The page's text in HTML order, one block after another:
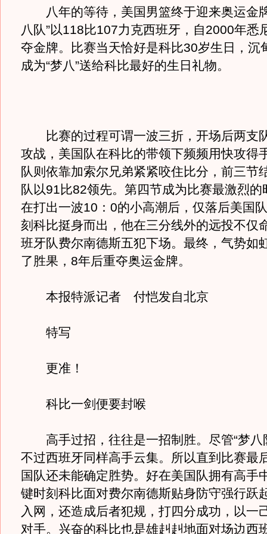
八年的等待，美国男篮终于迎来奥运金
八队”以118比107力克西班牙，自2000年悉
夺金牌。比赛当天恰好是科比30岁生日，沉
成为“梦八”送给科比最好的生日礼物。
比赛的过程可谓一波三折，开场后两支
攻战，美国队在科比的带领下频频用快攻得
队则依靠加索尔兄弟紧紧咬住比分，前三节
队以91比82领先。第四节成为比赛最激烈的
在打出一波10：0的小高潮后，仅落后美国
刻科比挺身而出，他在三分线外的远投不仅
班牙队费尔南德斯五犯下场。最终，气势如
了胜果，8年后重夺奥运金牌。
本报特派记者 付恺发自北京
特写
更准！
科比一剑便要封喉
高手过招，往往是一招制胜。尽管“梦八
不过西班牙同样高手云集。所以直到比赛
国队还未能确定胜势。好在美国队拥有高手
键时刻科比面对费尔南德斯贴身防守强行跃
入网，还造成后者犯规，打四分成功，以一
对手。兴奋的科比也是雄赳赳地面对场边西